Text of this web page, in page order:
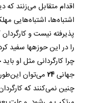
اقدام متقابل می‌زنند که
اشتباه‌ها، اشتباه‌هایی
پذیرفته نیست و
را در این حوزه­ها سفید
چرا کارگردانی مثل او
جهانی۲۴ می‌توان
چنین نمی‌کنند که